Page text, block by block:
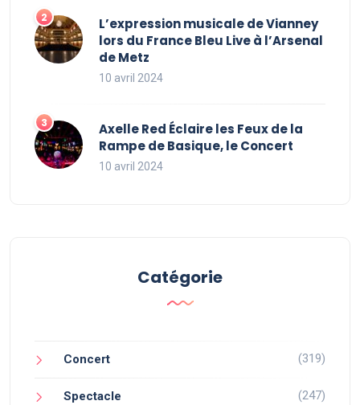
L’expression musicale de Vianney
lors du France Bleu Live à l’Arsenal
de Metz
10 avril 2024
Axelle Red Éclaire les Feux de la
Rampe de Basique, le Concert
10 avril 2024
Catégorie
Concert (319)
Spectacle (247)